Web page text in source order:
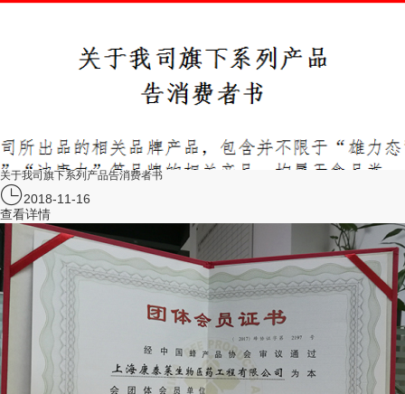
关于我司旗下系列产品告消费者书
2018-11-16
查看详情